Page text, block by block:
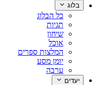
בלוג
כל הבלוג
תגיות
שיחון
אוכל
המלצות ספרים
יומן מסע
ערבה
יעדים